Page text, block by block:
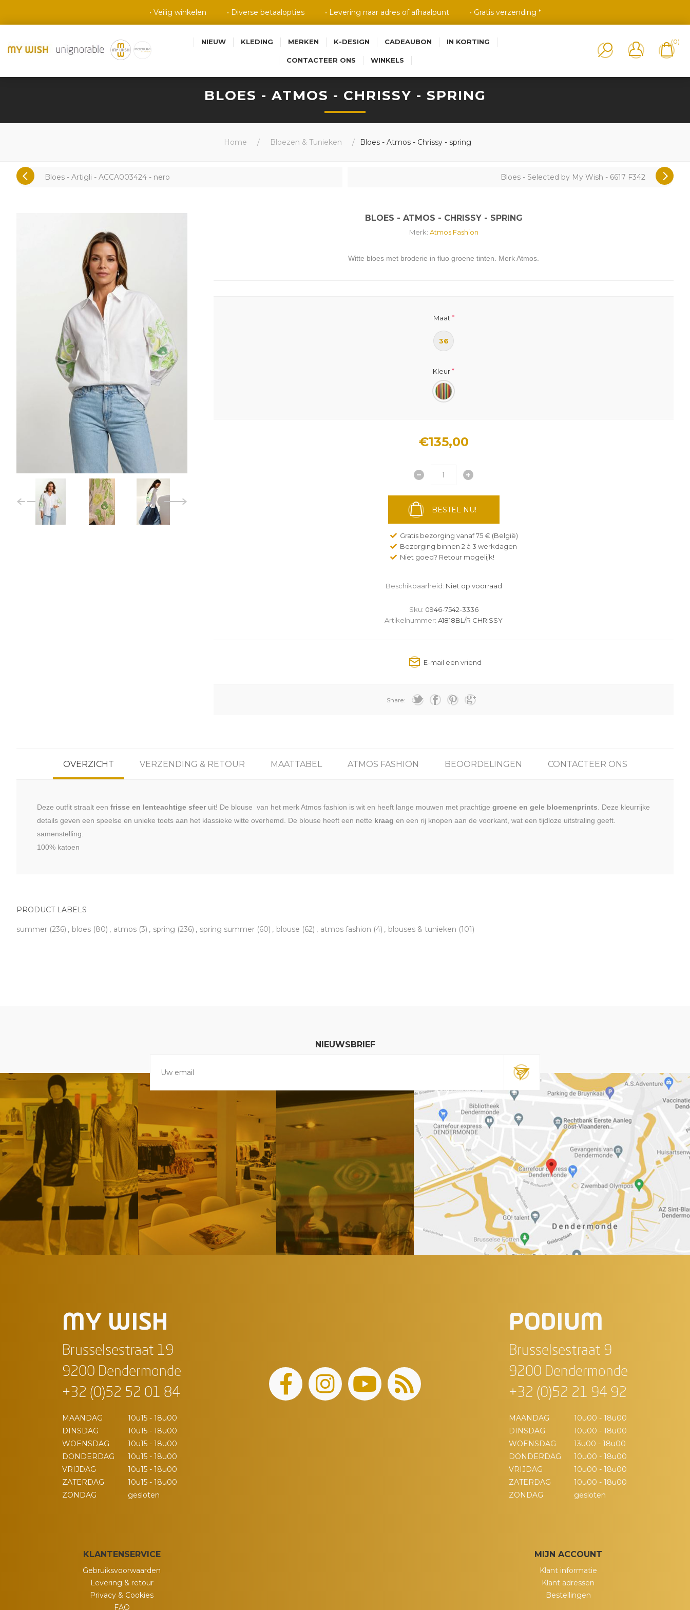
• Veilig winkelen • Diverse betaalopties • Levering naar adres of afhaalpunt • Gratis verzending *
NIEUW KLEDING MERKEN K-DESIGN CADEAUBON IN KORTING
CONTACTEER ONS WINKELS
(0)
Home / Bloezen & Tunieken / Bloes - Atmos - Chrissy - spring
Bloes - Artigli - ACCA003424 - nero Bloes - Selected by My Wish - 6617 F342
BLOES - ATMOS - CHRISSY - SPRING
BLOES - ATMOS - CHRISSY - SPRING
Merk: Atmos Fashion
Witte bloes met broderie in fluo groene tinten. Merk Atmos.
Maat *
36
Kleur*
€135,00
BESTEL NU!
Gratis bezorging vanaf 75 € (België)
Bezorging binnen 2 à 3 werkdagen
Niet goed? Retour mogelijk!
Beschikbaarheid: Niet op voorraad
Sku: 0946-7542-3336
Artikelnummer: A1818BL/R CHRISSY
Share:
OVERZICHT VERZENDING & RETOUR MAATTABEL ATMOS FASHION BEOORDELINGEN CONTACTEER ONS
Deze outfit straalt een frisse en lenteachtige sfeeruit! De blouse van het merk Atmos fashion is wit en heeft lange mouwen met prachtige groene en gele bloemenprints . Deze kleurrijke
details geven een speelse en unieke toets aan het klassieke witte overhemd. De blouse heeft een nette kraag en een rij knopen aan de voorkant, wat een tijdloze uitstraling geeft.
samenstelling:
100% katoen
PRODUCT LABELS
summer (236) , bloes (80) , atmos (3) , spring (236) , spring summer (60) , blouse (62) , atmos fashion (4) , blouses & tunieken (101)
NIEUWSBRIEF
MY WISH
Brusselsestraat 19
9200 Dendermonde
+32 (0)52 52 01 84
MAANDAG
10u15 - 18u00
DINSDAG
10u15 - 18u00
WOENSDAG
10u15 - 18u00
DONDERDAG
10u15 - 18u00
VRIJDAG
10u15 - 18u00
ZATERDAG
10u15 - 18u00
ZONDAG
gesloten
PODIUM
Brusselsestraat 9
9200 Dendermonde
+32 (0)52 21 94 92
MAANDAG
10u00 - 18u00
DINSDAG
10u00 - 18u00
WOENSDAG
13u00 - 18u00
DONDERDAG
10u00 - 18u00
VRIJDAG
10u00 - 18u00
ZATERDAG
10u00 - 18u00
ZONDAG
gesloten
KLANTENSERVICE
Gebruiksvoorwaarden
Levering & retour
Privacy & Cookies
FAQ
MIJN ACCOUNT
Klant informatie
Klant adressen
Bestellingen